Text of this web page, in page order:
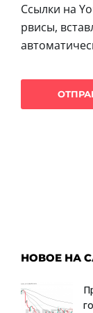
Ссылки на
рвисы,
НОВОЕ НА